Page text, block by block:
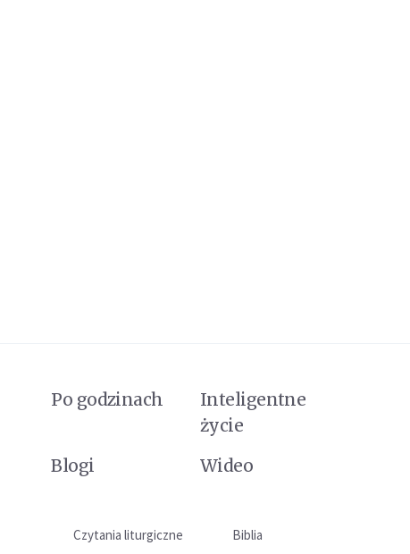
Po godzinach
Inteligentne
życie
Blogi Wideo
Czytania liturgiczne
Biblia